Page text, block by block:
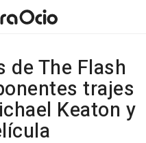
de The Flash
trajes
Keaton y